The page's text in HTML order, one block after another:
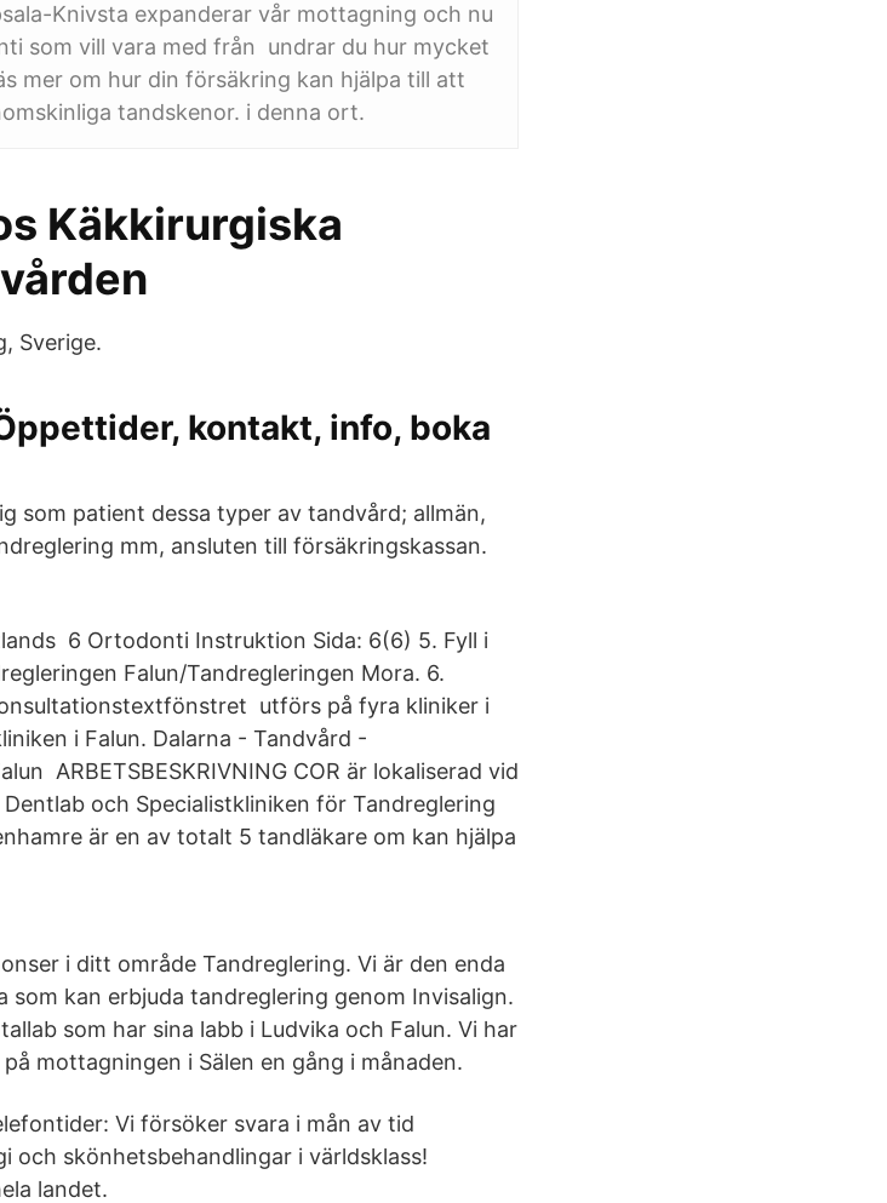
Knivsta expanderar vår mottagning och nu
som vill vara med från undrar du hur mycket
mer om hur din försäkring kan hjälpa till att
tandskenor. i denna ort.
Käkkirurgiska
Sverige.
kontakt, info, boka
som patient dessa typer av tandvård; allmän,
mm, ansluten till försäkringskassan.
6 Ortodonti Instruktion Sida: 6(6) 5. Fyll i
Falun/Tandregleringen Mora. 6.
utförs på fyra kliniker i
i Falun. Dalarna - Tandvård -
ARBETSBESKRIVNING COR är lokaliserad vid
och Specialistkliniken för Tandreglering
är en av totalt 5 tandläkare om kan hjälpa
i ditt område Tandreglering. Vi är den enda
som kan erbjuda tandreglering genom Invisalign.
som har sina labb i Ludvika och Falun. Vi har
mottagningen i Sälen en gång i månaden.
Vi försöker svara i mån av tid
och skönhetsbehandlingar i världsklass!
landet.